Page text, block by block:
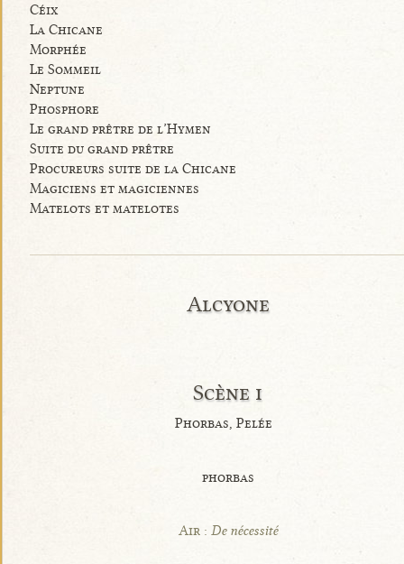
Céix
La Chicane
Morphée
Le Sommeil
Neptune
Phosphore
Le grand prêtre de l’Hymen
Suite du grand prêtre
Procureurs suite de la Chicane
Magiciens et magiciennes
Matelots et matelotes
Alcyone
Scène i
Phorbas, Pelée
phorbas
Air : De nécessité